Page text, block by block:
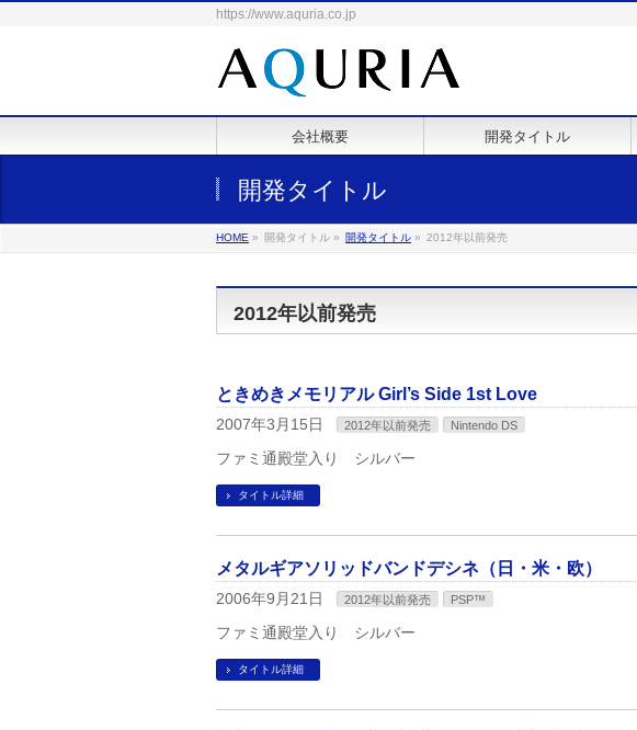
https://www.aquria.co.jp
会社概要 開発タイトル
開発タイトル
HOME » 開発タイトル » 開発タイトル » 2012年以前発売
2012年以前発売
ときめきメモリアル Girl’s Side 1st Love
2007年3月15日 2012年以前発売 Nintendo DS
ファミ通殿堂入り シルバー
タイトル詳細
メタルギアソリッドバンドデシネ（日・米・欧）
2006年9月21日 2012年以前発売 PSP™
ファミ通殿堂入り シルバー
タイトル詳細